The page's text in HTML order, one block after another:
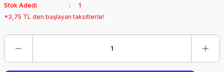
Stok Adedi
1
*3,75 TL den başlayan taksitlerle!